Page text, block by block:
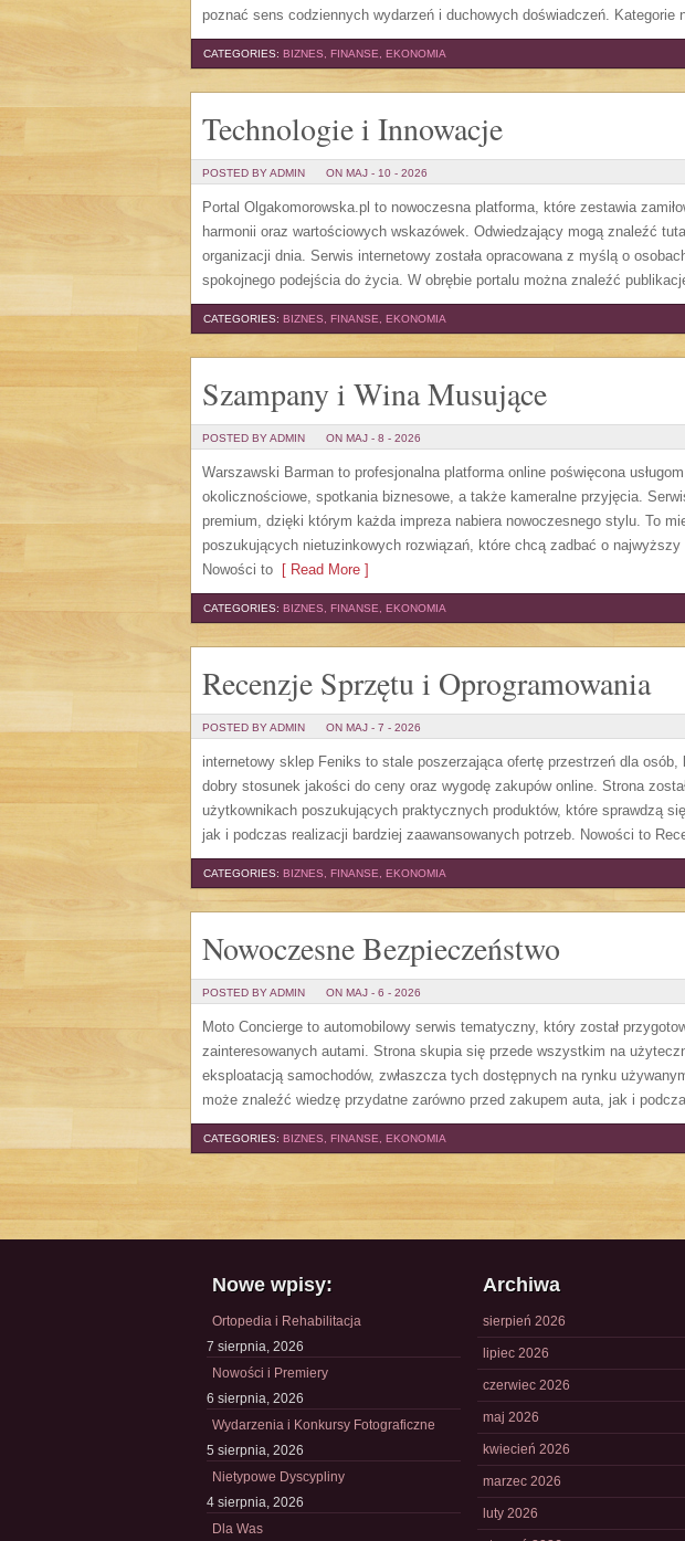
poznać sens codziennych wydarzeń i duchowych doświadczeń. Kategorie
CATEGORIES: BIZNES, FINANSE, EKONOMIA
Technologie i Innowacje
POSTED BY ADMIN ON MAJ - 10 - 2026
Portal Olgakomorowska.pl to nowoczesna platforma, które zestawia
harmonii oraz wartościowych wskazówek. Odwiedzający mogą znaleźć
organizacji dnia. Serwis internetowy została opracowana z myślą o
spokojnego podejścia do życia. W obrębie portalu można znaleźć
CATEGORIES: BIZNES, FINANSE, EKONOMIA
Szampany i Wina Musujące
POSTED BY ADMIN ON MAJ - 8 - 2026
Warszawski Barman to profesjonalna platforma online poświęcona
okolicznościowe, spotkania biznesowe, a także kameralne przyjęcia.
premium, dzięki którym każda impreza nabiera nowoczesnego stylu. To
poszukujących nietuzinkowych rozwiązań, które chcą zadbać o najwyższy
Nowości to [ Read More ]
CATEGORIES: BIZNES, FINANSE, EKONOMIA
Recenzje Sprzętu i Oprogramowania
POSTED BY ADMIN ON MAJ - 7 - 2026
internetowy sklep Feniks to stale poszerzająca ofertę przestrzeń dla osób,
dobry stosunek jakości do ceny oraz wygodę zakupów online. Strona
użytkownikach poszukujących praktycznych produktów, które sprawdzą
jak i podczas realizacji bardziej zaawansowanych potrzeb. Nowości to
CATEGORIES: BIZNES, FINANSE, EKONOMIA
Nowoczesne Bezpieczeństwo
POSTED BY ADMIN ON MAJ - 6 - 2026
Moto Concierge to automobilowy serwis tematyczny, który został
zainteresowanych autami. Strona skupia się przede wszystkim na
eksploatacją samochodów, zwłaszcza tych dostępnych na rynku
może znaleźć wiedzę przydatne zarówno przed zakupem auta, jak i
CATEGORIES: BIZNES, FINANSE, EKONOMIA
Nowe wpisy:
Ortopedia i Rehabilitacja
7 sierpnia, 2026
Nowości i Premiery
6 sierpnia, 2026
Wydarzenia i Konkursy Fotograficzne
5 sierpnia, 2026
Nietypowe Dyscypliny
4 sierpnia, 2026
Dla Was
Archiwa
sierpień 2026
lipiec 2026
czerwiec 2026
maj 2026
kwiecień 2026
marzec 2026
luty 2026